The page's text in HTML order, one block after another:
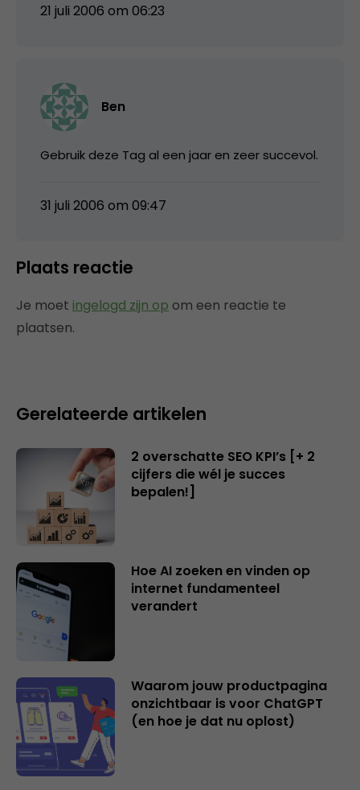
21 juli 2006 om 06:23
Ben
Gebruik deze Tag al een jaar en zeer succevol.
31 juli 2006 om 09:47
Plaats reactie
Je moet ingelogd zijn op om een reactie te
plaatsen.
Gerelateerde artikelen
2 overschatte SEO KPI’s [+ 2
cijfers die wél je succes
bepalen!]
Hoe AI zoeken en vinden op
internet fundamenteel
verandert
Waarom jouw productpagina
onzichtbaar is voor ChatGPT
(en hoe je dat nu oplost)